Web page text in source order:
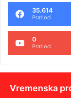
35.614
Pratioci
0
Pratioci
Vremenska